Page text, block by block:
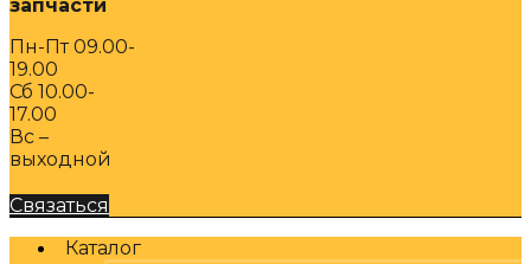
запчасти
Пн-Пт 09.00-
19.00
Сб 10.00-
17.00
Вс –
выходной
Связаться
Каталог